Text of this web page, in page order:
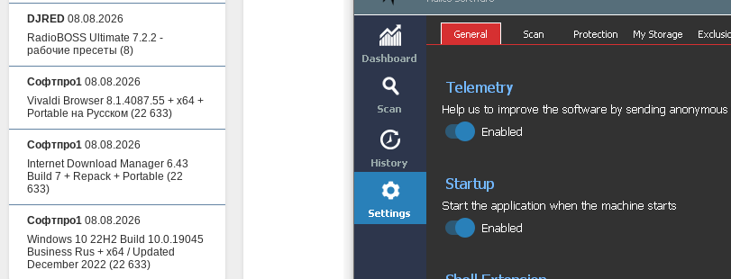
DJRED 08.08.2026
RadioBOSS Ultimate 7.2.2 -
рабочие пресеты (8)
Софтпро1 08.08.2026
Vivaldi Browser 8.1.4087.55 + x64 +
Portable на Русском (22 633)
Софтпро1 08.08.2026
Internet Download Manager 6.43
Build 7 + Repack + Portable (22
633)
Софтпро1 08.08.2026
Windows 10 22H2 Build 10.0.19045
Business Rus + x64 / Updated
December 2022 (22 633)